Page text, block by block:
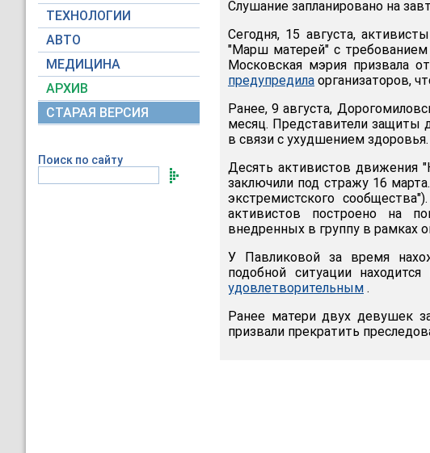
ТЕХНОЛОГИИ
АВТО
МЕДИЦИНА
АРХИВ
СТАРАЯ ВЕРСИЯ
Поиск по сайту
Слушание запланировано на
Сегодня, 15 августа,
"Марш матерей" с требованием
Московская мэрия призвала
предупредила организаторов,
Ранее, 9 августа,
месяц. Представители защиты
в связи с ухудшением здоровья.
Десять активистов движения
заключили под стражу 16
экстремистского
активистов построено на
внедренных в группу в рамках
У Павликовой за время
подобной ситуации
удовлетворительным .
Ранее матери двух девушек
призвали прекратить